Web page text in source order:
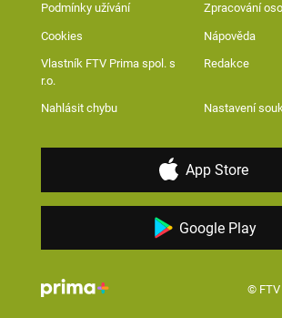
Podmínky užívání Zpracování
Cookies Nápověda
Vlastník FTV Prima spol. s
r.o.
Redakce
Nahlásit chybu Nastavení
App Store
Google Play
© FTV